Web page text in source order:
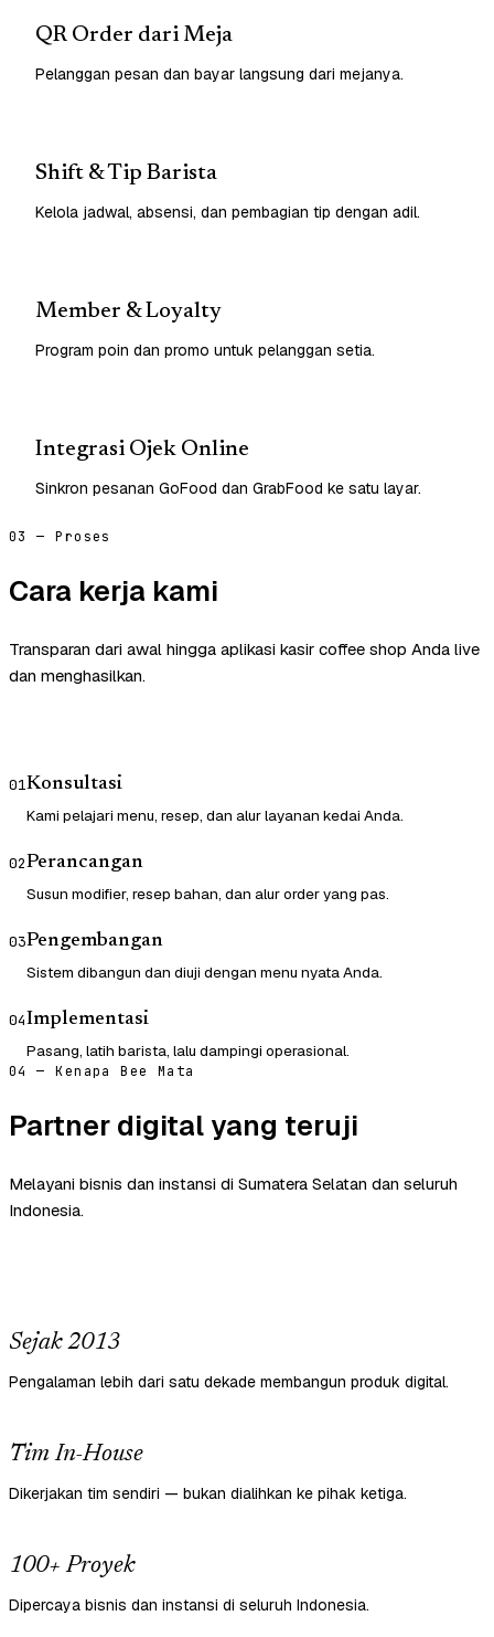
QR Order dari Meja
Pelanggan pesan dan bayar langsung dari mejanya.
Shift & Tip Barista
Kelola jadwal, absensi, dan pembagian tip dengan adil.
Member & Loyalty
Program poin dan promo untuk pelanggan setia.
Integrasi Ojek Online
Sinkron pesanan GoFood dan GrabFood ke satu layar.
03 — Proses
Cara kerja kami
Transparan dari awal hingga aplikasi kasir coffee shop Anda live
dan menghasilkan.
01Konsultasi
Kami pelajari menu, resep, dan alur layanan kedai Anda.
02Perancangan
Susun modifier, resep bahan, dan alur order yang pas.
03Pengembangan
Sistem dibangun dan diuji dengan menu nyata Anda.
04Implementasi
Pasang, latih barista, lalu dampingi operasional.
04 — Kenapa Bee Mata
Partner digital yang teruji
Melayani bisnis dan instansi di Sumatera Selatan dan seluruh
Indonesia.
Sejak 2013
Pengalaman lebih dari satu dekade membangun produk digital.
Tim In-House
Dikerjakan tim sendiri — bukan dialihkan ke pihak ketiga.
100+ Proyek
Dipercaya bisnis dan instansi di seluruh Indonesia.